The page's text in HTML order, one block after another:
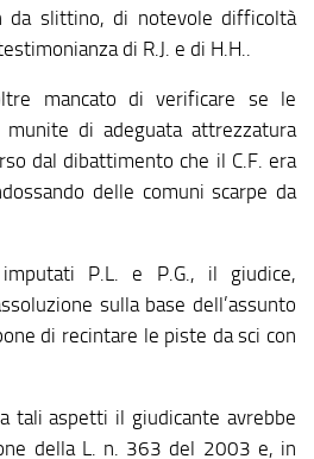
da slittino, di notevole difficoltà
di R.J. e di H.H..
mancato di verificare se le
di adeguata attrezzatura
dal dibattimento che il C.F. era
delle comuni scarpe da
P.L. e P.G., il giudice,
sulla base dell’assunto
di recintare le piste da sci con
tali aspetti il giudicante avrebbe
della L. n. 363 del 2003 e, in